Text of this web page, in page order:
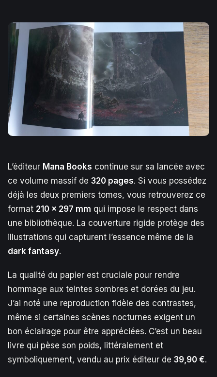
L’éditeur Mana Books continue sur sa lancée avec
ce volume massif de 320 pages. Si vous possédez
déjà les deux premiers tomes, vous retrouverez ce
format 210 x 297 mm qui impose le respect dans
une bibliothèque. La couverture rigide protège des
illustrations qui capturent l’essence même de la
dark fantasy.
La qualité du papier est cruciale pour rendre
hommage aux teintes sombres et dorées du jeu.
J’ai noté une reproduction fidèle des contrastes,
même si certaines scènes nocturnes exigent un
bon éclairage pour être appréciées. C’est un beau
livre qui pèse son poids, littéralement et
symboliquement, vendu au prix éditeur de 39,90 €.